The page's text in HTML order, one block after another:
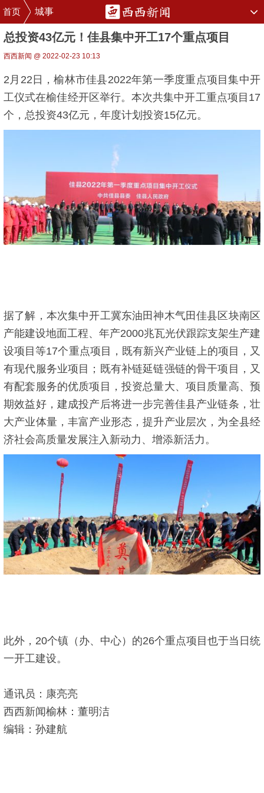
首页 城事
总投资43亿元！佳县集中开工17个重点项目
西西新闻 @ 2022-02-23 10:13
2月22日，榆林市佳县2022年第一季度重点项目集中开
工仪式在榆佳经开区举行。本次共集中开工重点项目17
个，总投资43亿元，年度计划投资15亿元。
据了解，本次集中开工冀东油田神木气田佳县区块南区
产能建设地面工程、年产2000兆瓦光伏跟踪支架生产建
设项目等17个重点项目，既有新兴产业链上的项目，又
有现代服务业项目；既有补链延链强链的骨干项目，又
有配套服务的优质项目，投资总量大、项目质量高、预
期效益好，建成投产后将进一步完善佳县产业链条，壮
大产业体量，丰富产业形态，提升产业层次，为全县经
济社会高质量发展注入新动力、增添新活力。
此外，20个镇（办、中心）的26个重点项目也于当日统
一开工建设。
通讯员：康亮亮
西西新闻榆林：董明洁
编辑：孙建航